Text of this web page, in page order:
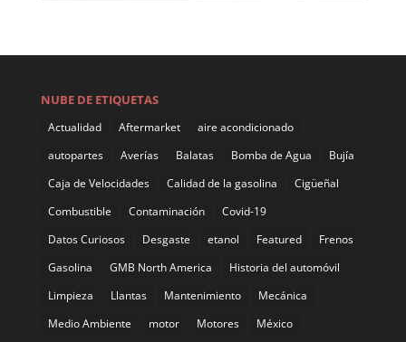
NUBE DE ETIQUETAS
Actualidad Aftermarket
aire acondicionado
autopartes
Averías Balatas Bomba de Agua
Bujía
Caja de Velocidades
Calidad de la gasolina
Cigüeñal
Combustible
Contaminación
Covid-19
Datos Curiosos
Desgaste etanol Featured
Frenos
Gasolina
GMB North America
Historia del automóvil
Limpieza
Llantas Mantenimiento
Mecánica
Medio Ambiente
motor Motores
México